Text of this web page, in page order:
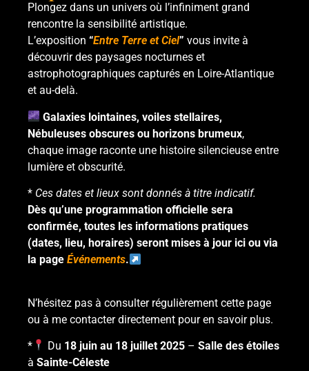
Plongez dans un univers où l’infiniment grand
rencontre la sensibilité artistique.
L’exposition “Entre Terre et Ciel” vous invite à
découvrir des paysages nocturnes et
astrophotographiques capturés en Loire-Atlantique
et au-delà.
Galaxies lointaines, voiles stellaires,
Nébuleuses obscures ou horizons brumeux,
chaque image raconte une histoire silencieuse entre
lumière et obscurité.
* Ces dates et lieux sont donnés à titre indicatif.
Dès qu’une programmation officielle sera
confirmée, toutes les informations pratiques
(dates, lieu, horaires) seront mises à jour ici ou via
la page Événements.
N’hésitez pas à consulter régulièrement cette page
ou à me contacter directement pour en savoir plus.
* Du 18 juin au 18 juillet 2025 –Salle des étoiles
à Sainte-Céleste